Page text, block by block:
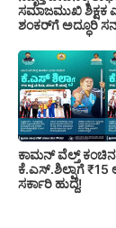
ಸಮಾಜಮುಖಿ
ಶಂಕರ್‌ಗೆ ಅದ್ಧೂರಿ
ಕಾಮನ್ ವೆಲ್ತ್
ಕೆ.ಎಸ್.ಶಿಲ್ಪಾಗೆ ₹15
ಸರ್ಕಾರಿ ಹುದ್ದೆ!